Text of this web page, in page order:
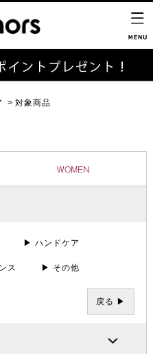
対象商品
▶ ハンドケア
ス ▶ その他
戻る ▶